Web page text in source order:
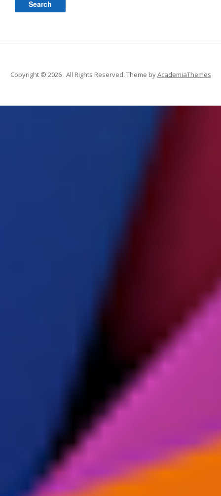
Copyright © 2026 . All Rights Reserved. Theme byAcademiaThemes